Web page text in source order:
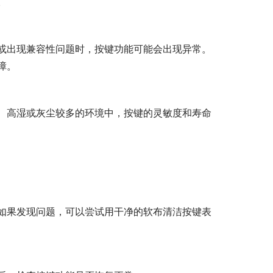
现兼容性问题时，按键功能可能会出现异常。
湿或灰尘较多的环境中，按键的灵敏度和寿命
发现问题，可以尝试用干净的软布清洁按键表